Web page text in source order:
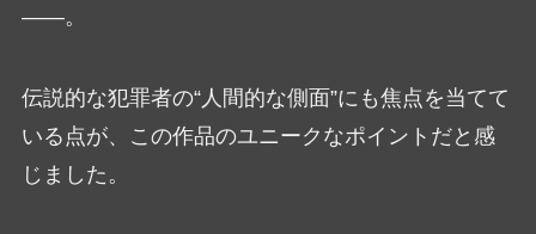
――。
伝説的な犯罪者の“人間的な側面”にも焦点を当てて
いる点が、この作品のユニークなポイントだと感
じました。